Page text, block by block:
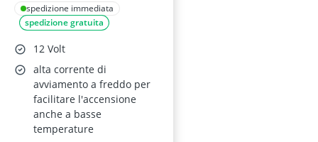
spedizione immediata
spedizione gratuita
12 Volt
alta corrente di
avviamento a freddo per
facilitare l'accensione
anche a basse
temperature